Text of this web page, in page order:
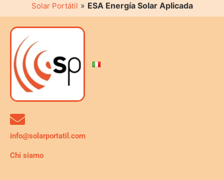
Solar Portátil » ESA Energía Solar Aplicada
info@solarportatil.com
Chi siamo